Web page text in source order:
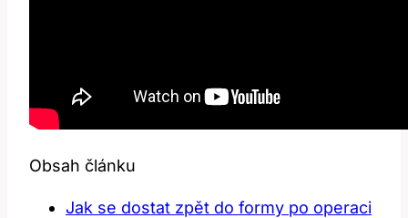
Obsah článku
Jak se dostat zpět do formy po operaci